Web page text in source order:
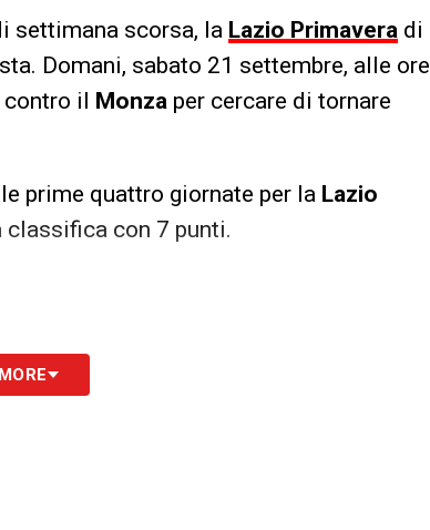
settimana scorsa, la Lazio Primavera di
Domani, sabato 21 settembre, alle ore
contro il Monza per cercare di tornare
prime quattro giornate per la Lazio
classifica con 7 punti.